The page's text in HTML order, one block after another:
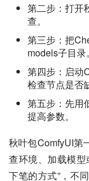
第二步：打开
查。
第三步：把
models子目录。
第四步：启动
检查节点是否
第五步：先用
提高参数。
秋叶包ComfyUI第
查环境、加载模
下笔的方式”，不